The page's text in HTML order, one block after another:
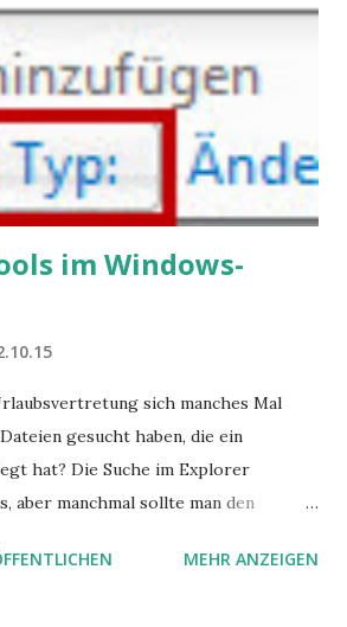
im Windows-
sich manches Mal
gesucht haben, die ein
hat? Die Suche im Explorer
aber manchmal sollte man den
oder NICHT... Das geht so einfach,
MEHR ANZEIGEN